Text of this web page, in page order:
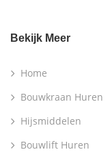
Bekijk Meer
Home
Bouwkraan Huren
Hijsmiddelen
Bouwlift Huren